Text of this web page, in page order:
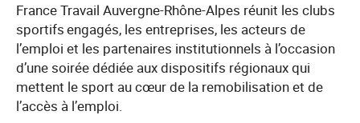
France Travail Auvergne-Rhône-Alpes réunit les clubs
sportifs engagés, les entreprises, les acteurs de
l’emploi et les partenaires institutionnels à l’occasion
d’une soirée dédiée aux dispositifs régionaux qui
mettent le sport au cœur de la remobilisation et de
l’accès à l’emploi.